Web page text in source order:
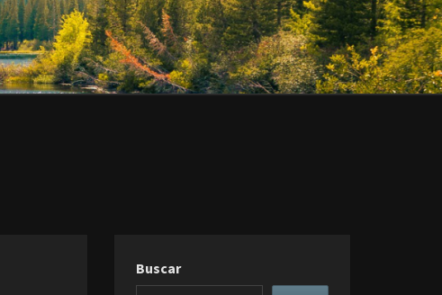
Buscar